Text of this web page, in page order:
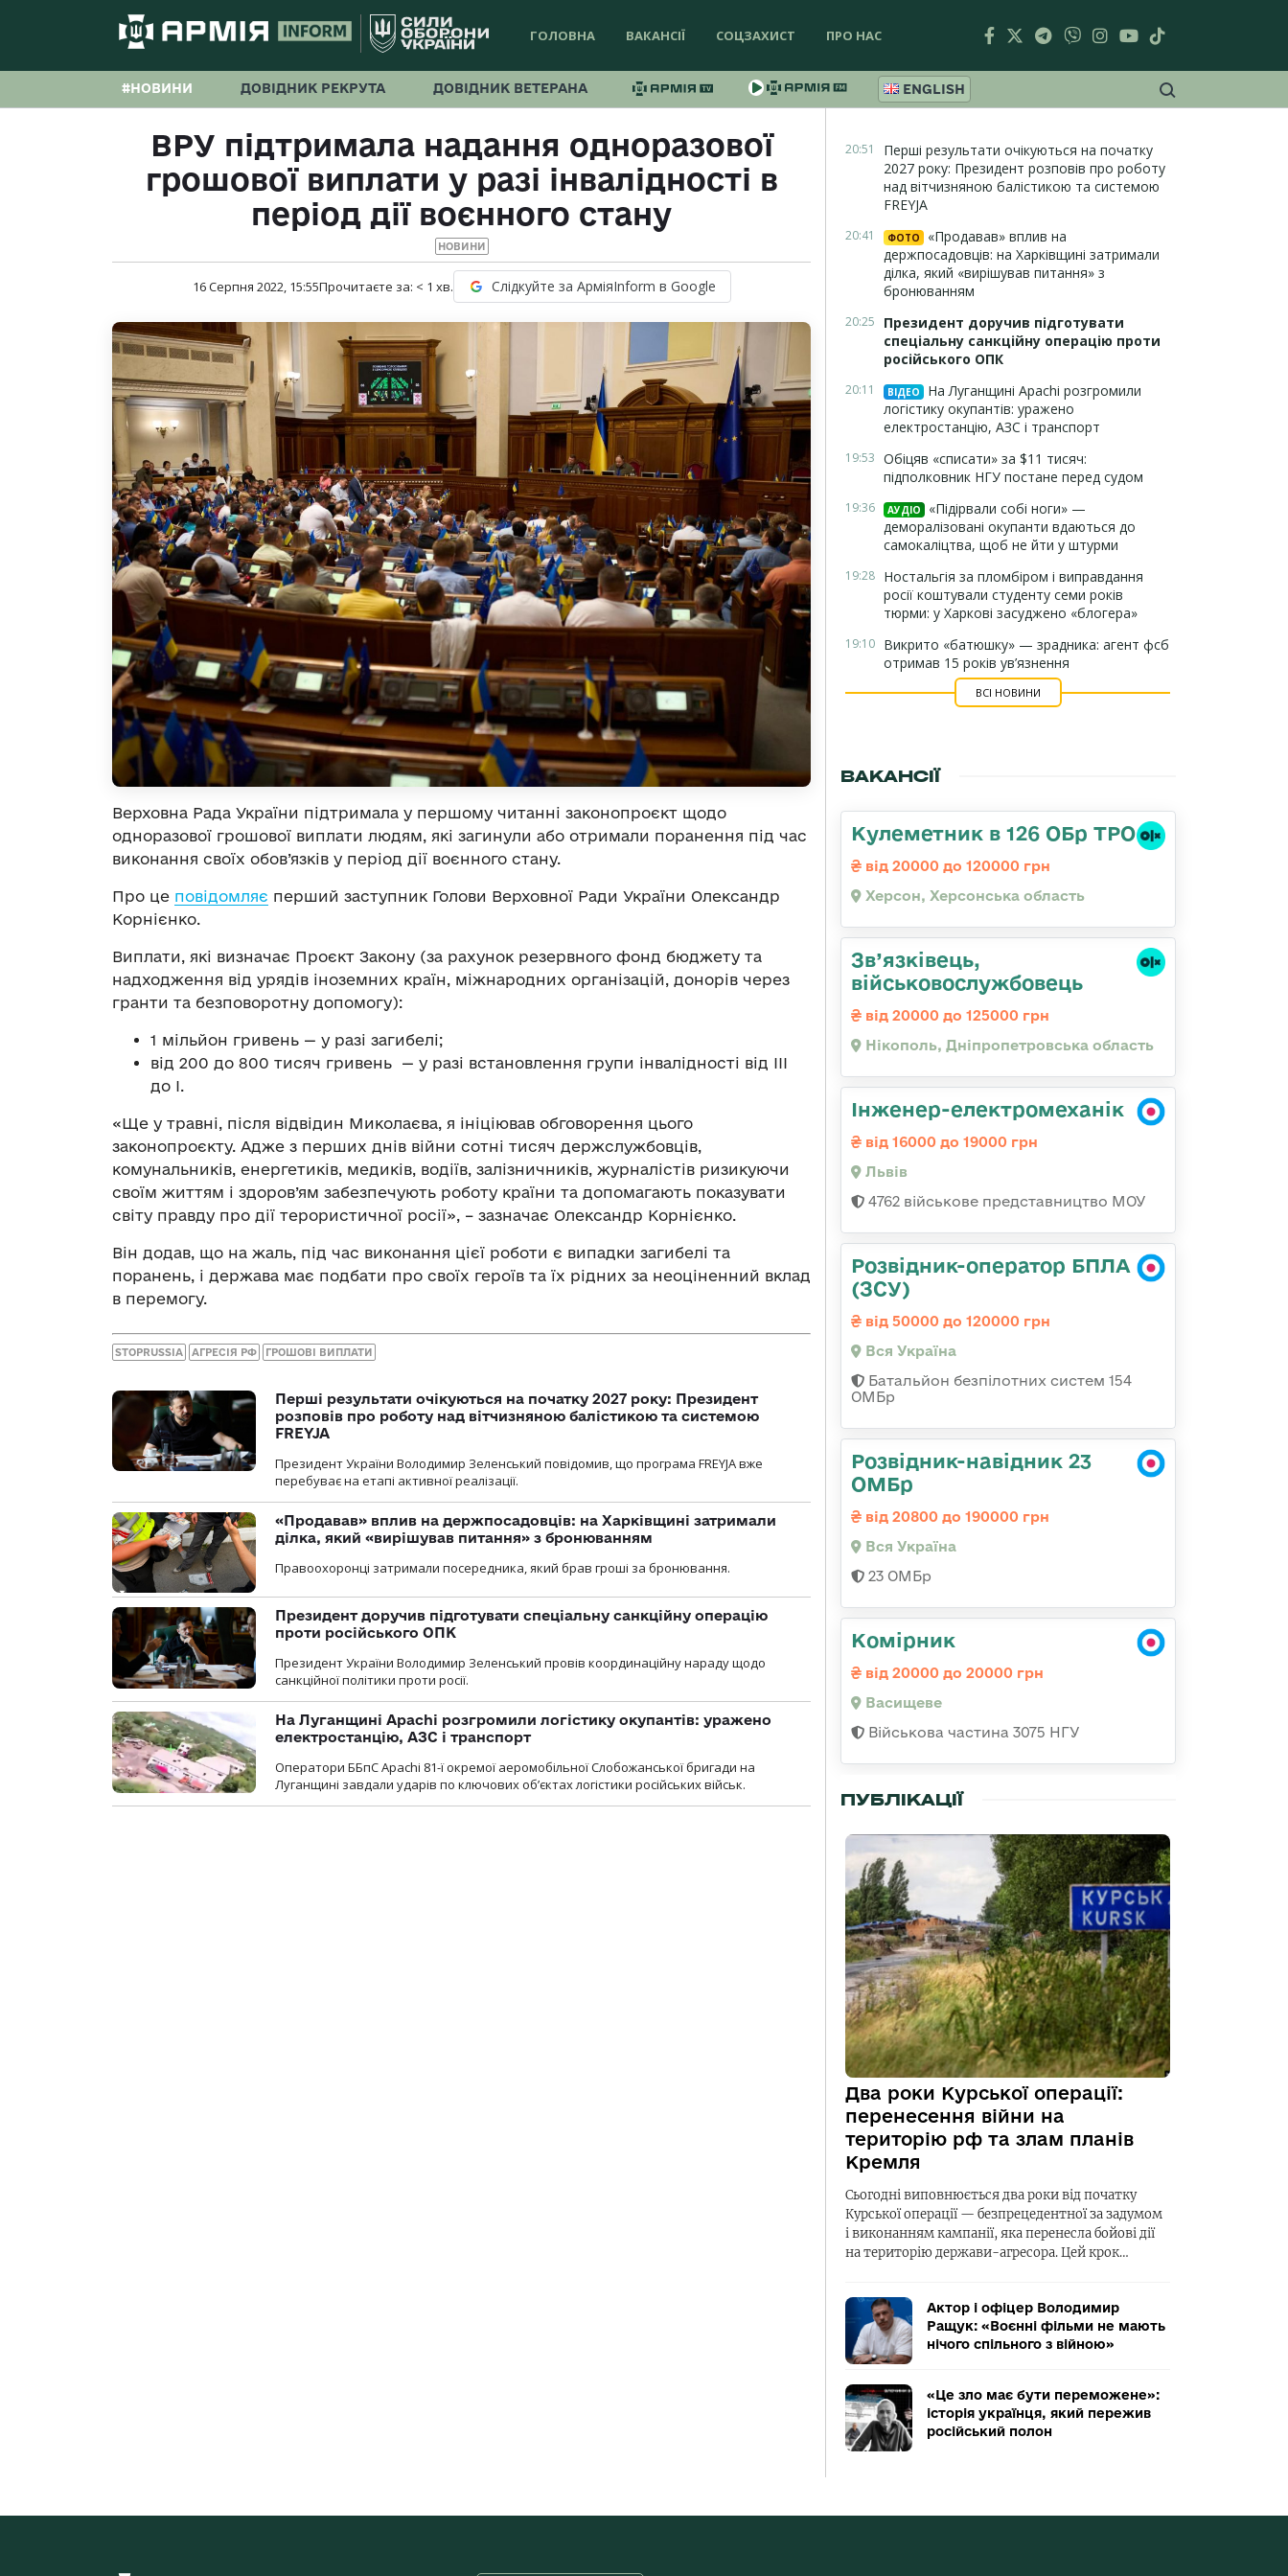
ГОЛОВНА ВАКАНСІЇ СОЦЗАХИСТ ПРО НАС
#НОВИНИ ДОВІДНИК РЕКРУТА ДОВІДНИК ВЕТЕРАНА ENGLISH
ВРУ підтримала надання одноразової
грошової виплати у разі інвалідності в
період дії воєнного стану
НОВИНИ
16 Серпня 2022, 15:55Прочитаєте за: < 1 хв. Слідкуйте за АрміяInform в Google
Верховна Рада України підтримала у першому читанні законопроєкт щодо
одноразової грошової виплати людям, які загинули або отримали поранення під час
виконання своїх обов’язків у період дії воєнного стану.
Про це повідомляє перший заступник Голови Верховної Ради України Олександр
Корнієнко.
Виплати, які визначає Проєкт Закону (за рахунок резервного фонд бюджету та
надходження від урядів іноземних країн, міжнародних організацій, донорів через
гранти та безповоротну допомогу):
1 мільйон гривень — у разі загибелі;
від 200 до 800 тисяч гривень — у разі встановлення групи інвалідності від ІІІ
до І.
«Ще у травні, після відвідин Миколаєва, я ініціював обговорення цього
законопроєкту. Адже з перших днів війни сотні тисяч держслужбовців,
комунальників, енергетиків, медиків, водіїв, залізничників, журналістів ризикуючи
своїм життям і здоров’ям забезпечують роботу країни та допомагають показувати
світу правду про дії терористичної росії», – зазначає Олександр Корнієнко.
Він додав, що на жаль, під час виконання цієї роботи є випадки загибелі та
поранень, і держава має подбати про своїх героїв та їх рідних за неоціненний вклад
в перемогу.
STOPRUSSIA АГРЕСІЯ РФ ГРОШОВІ ВИПЛАТИ
Перші результати очікуються на початку 2027 року: Президент
розповів про роботу над вітчизняною балістикою та системою
FREYJA
Президент України Володимир Зеленський повідомив, що програма FREYJA вже
перебуває на етапі активної реалізації.
«Продавав» вплив на держпосадовців: на Харківщині затримали
ділка, який «вирішував питання» з бронюванням
Правоохоронці затримали посередника, який брав гроші за бронювання.
Президент доручив підготувати спеціальну санкційну операцію
проти російського ОПК
Президент України Володимир Зеленський провів координаційну нараду щодо
санкційної політики проти росії.
На Луганщині Apachi розгромили логістику окупантів: уражено
електростанцію, АЗС і транспорт
Оператори ББпС Apachi 81-ї окремої аеромобільної Слобожанської бригади на
Луганщині завдали ударів по ключових об’єктах логістики російських військ.
20:51
Перші результати очікуються на початку
2027 року: Президент розповів про роботу
над вітчизняною балістикою та системою
FREYJA
20:41 ФОТО
«Продавав» вплив на
держпосадовців: на Харківщині затримали
ділка, який «вирішував питання» з
бронюванням
20:25
Президент доручив підготувати
спеціальну санкційну операцію проти
російського ОПК
20:11 ВІДЕО
На Луганщині Apachi розгромили
логістику окупантів: уражено
електростанцію, АЗС і транспорт
19:53 Обіцяв «списати» за $11 тисяч:
підполковник НГУ постане перед судом
19:36 АУДІО
«Підірвали собі ноги» —
деморалізовані окупанти вдаються до
самокаліцтва, щоб не йти у штурми
19:28 Ностальгія за пломбіром і виправдання
росії коштували студенту семи років
тюрми: у Харкові засуджено «блогера»
19:10 Викрито «батюшку» — зрадника: агент фсб
отримав 15 років ув’язнення
ВСІ НОВИНИ
ВАКАНСІЇ
Кулеметник в 126 ОБр ТРО
від 20000 до 120000 грн
Херсон, Херсонська область
Зв’язківець,
військовослужбовець
від 20000 до 125000 грн
Нікополь, Дніпропетровська область
Інженер-електромеханік
від 16000 до 19000 грн
Львів
4762 військове представництво МОУ
Розвідник-оператор БПЛА
(ЗСУ)
від 50000 до 120000 грн
Вся Україна
Батальйон безпілотних систем 154
ОМБр
Розвідник-навідник 23
ОМБр
від 20800 до 190000 грн
Вся Україна
23 ОМБр
Комірник
від 20000 до 20000 грн
Васищеве
Військова частина 3075 НГУ
ПУБЛІКАЦІЇ
Два роки Курської операції:
перенесення війни на
територію рф та злам планів
Кремля
Сьогодні виповнюється два роки від початку
Курської операції — безпрецедентної за задумом
і виконанням кампанії, яка перенесла бойові дії
на територію держави-агресора. Цей крок…
Актор і офіцер Володимир
Ращук: «Воєнні фільми не мають
нічого спільного з війною»
«Це зло має бути переможене»:
історія українця, який пережив
російський полон